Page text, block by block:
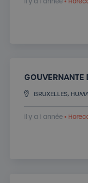
GOUVERNANTE
BRUXELLES,
il y a 1 année•